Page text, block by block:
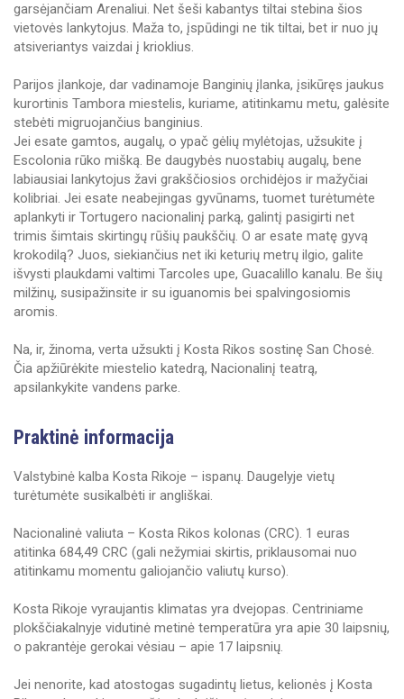
garsėjančiam Arenaliui. Net šeši kabantys tiltai stebina šios
vietovės lankytojus. Maža to, įspūdingi ne tik tiltai, bet ir nuo jų
atsiveriantys vaizdai į krioklius.
Parijos įlankoje, dar vadinamoje Banginių įlanka, įsikūręs jaukus
kurortinis Tambora miestelis, kuriame, atitinkamu metu, galėsite
stebėti migruojančius banginius.
Jei esate gamtos, augalų, o ypač gėlių mylėtojas, užsukite į
Escolonia rūko mišką. Be daugybės nuostabių augalų, bene
labiausiai lankytojus žavi grakščiosios orchidėjos ir mažyčiai
kolibriai. Jei esate neabejingas gyvūnams, tuomet turėtumėte
aplankyti ir Tortugero nacionalinį parką, galintį pasigirti net
trimis šimtais skirtingų rūšių paukščių. O ar esate matę gyvą
krokodilą? Juos, siekiančius net iki keturių metrų ilgio, galite
išvysti plaukdami valtimi Tarcoles upe, Guacalillo kanalu. Be šių
milžinų, susipažinsite ir su iguanomis bei spalvingosiomis
aromis.
Na, ir, žinoma, verta užsukti į Kosta Rikos sostinę San Chosė.
Čia apžiūrėkite miestelio katedrą, Nacionalinį teatrą,
apsilankykite vandens parke.
Praktinė informacija
Valstybinė kalba Kosta Rikoje – ispanų. Daugelyje vietų
turėtumėte susikalbėti ir angliškai.
Nacionalinė valiuta – Kosta Rikos kolonas (CRC). 1 euras
atitinka 684,49 CRC (gali nežymiai skirtis, priklausomai nuo
atitinkamu momentu galiojančio valiutų kurso).
Kosta Rikoje vyraujantis klimatas yra dvejopas. Centriniame
plokščiakalnyje vidutinė metinė temperatūra yra apie 30 laipsnių,
o pakrantėje gerokai vėsiau – apie 17 laipsnių.
Jei nenorite, kad atostogas sugadintų lietus, kelionės į Kosta